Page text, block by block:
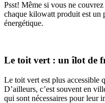
Psst! Même si vous ne
chaque kilowatt produit est un
énergétique.
Le toit vert : un îlot de
Le toit vert est plus accessible
D’ailleurs, c’est souvent en
qui sont nécessaires pour leur